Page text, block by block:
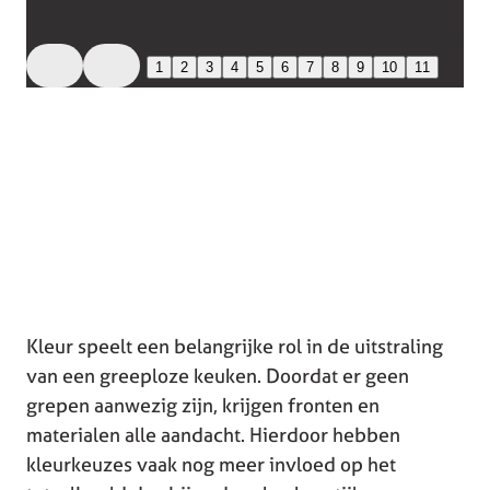
1 2 3 4 5 6 7 8 9 10 11
Kleur speelt een belangrijke rol in de uitstraling
van een greeploze keuken. Doordat er geen
grepen aanwezig zijn, krijgen fronten en
materialen alle aandacht. Hierdoor hebben
kleurkeuzes vaak nog meer invloed op het